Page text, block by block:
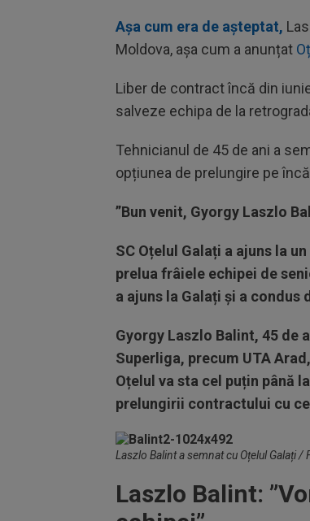
Așa cum era de așteptat,
Moldova, așa cum a anunțat
Liber de contract încă din
salveze echipa de la
Tehnicianul de 45 de ani a
opțiunea de prelungire pe
”Bun venit, Gyorgy Laszlo
SC Oțelul Galați a ajuns la
prelua frâiele echipei de
a ajuns la Galați și a
Gyorgy Laszlo Balint, 45 de
Superliga, precum UTA
Oțelul va sta cel puțin până
prelungirii contractului cu
Laszlo Balint a semnat cu Oțelul Galați /
Laszlo Balint: ”